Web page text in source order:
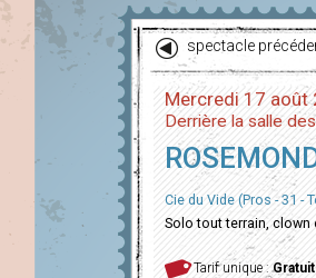
spectacle
Mercredi 17 août
Derrière la salle
Cie du Vide (Pros - 31 -
Solo tout terrain, clown
Tarif unique :Gratuit